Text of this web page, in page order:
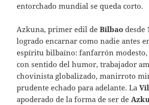
entorchado mundial se queda corto.
Azkuna, primer edil deBilbao desde
logrado encarnar como nadie antes
espíritu bilbaíno: fanfarrón
con sentido del humor, trabajador
chovinista globalizado, manirroto
prudente echado para adelante. La
apoderado de la forma de ser de